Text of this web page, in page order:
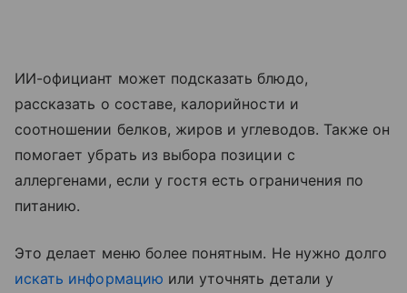
ИИ-официант может подсказать блюдо,
рассказать о составе, калорийности и
соотношении белков, жиров и углеводов. Также он
помогает убрать из выбора позиции с
аллергенами, если у гостя есть ограничения по
питанию.
Это делает меню более понятным. Не нужно долго
искать информацию или уточнять детали у